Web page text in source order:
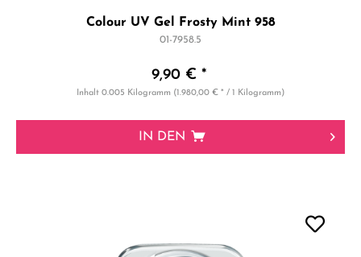
Colour UV Gel Frosty Mint 958
01-7958.5
9,90 € *
Inhalt0.005 Kilogramm (1.980,00 € * / 1 Kilogramm)
IN DEN